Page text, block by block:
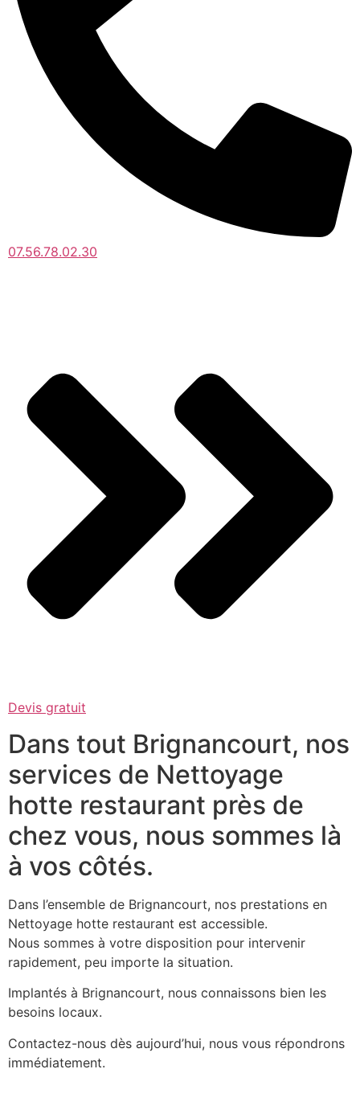
07.56.78.02.30
Devis gratuit
Dans tout Brignancourt, nos
services de Nettoyage
hotte restaurant près de
chez vous, nous sommes là
à vos côtés.
Dans l’ensemble de Brignancourt, nos prestations en
Nettoyage hotte restaurant est accessible.
Nous sommes à votre disposition pour intervenir
rapidement, peu importe la situation.
Implantés à Brignancourt, nous connaissons bien les
besoins locaux.
Contactez-nous dès aujourd’hui, nous vous répondrons
immédiatement.